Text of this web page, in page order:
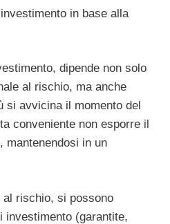
in base alla
dipende non solo
al rischio, ma anche
si avvicina il momento del
conveniente non esporre il
mantenendosi in un
al rischio, si possono
investimento (garantite,